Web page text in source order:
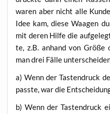
waren aber nicht alle
Idee kam, die­se Waa­gen
mit deren Hil­fe die
te, z.B. anhand von Grö­ße
man drei Fäl­le
a) Wenn der Tas­ten­druck
pass­te, war die
b) Wenn der Tas­ten­druck